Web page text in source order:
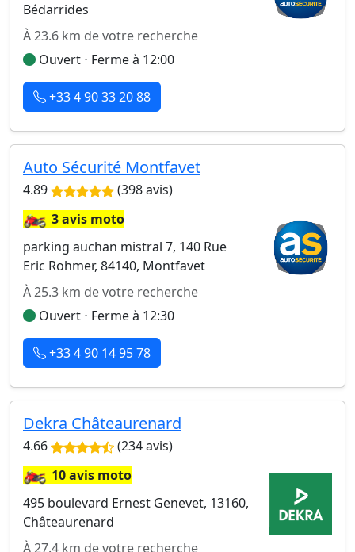
Bédarrides
À 23.6 km de votre recherche
Ouvert ⋅ Ferme à 12:00
+33 4 90 33 20 88
Auto Sécurité Montfavet
4.89 (398 avis)
🏍️3 avis moto
parking auchan mistral 7, 140 Rue
Eric Rohmer, 84140, Montfavet
À 25.3 km de votre recherche
Ouvert ⋅ Ferme à 12:30
+33 4 90 14 95 78
Dekra Châteaurenard
4.66 (234 avis)
🏍️10 avis moto
495 boulevard Ernest Genevet, 13160,
Châteaurenard
À 27.4 km de votre recherche